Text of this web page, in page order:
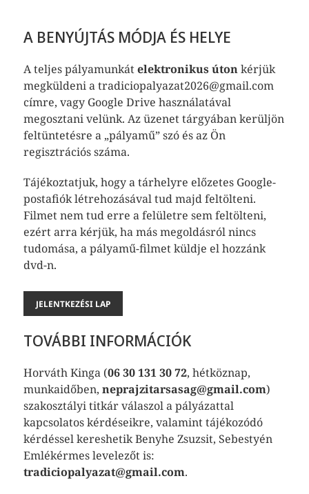
A BENYÚJTÁS MÓDJA ÉS HELYE
A teljes pályamunkátelektronikus útonkérjük
megküldeni a tradiciopalyazat2026@gmail.com
címre, vagy Google Drive használatával
megosztani velünk. Az üzenet tárgyában kerüljön
feltüntetésre a „pályamű” szó és az Ön
regisztrációs száma.
Tájékoztatjuk, hogy a tárhelyre előzetes Google-
postafiók létrehozásával tud majd feltölteni.
Filmet nem tud erre a felületre sem feltölteni,
ezért arra kérjük, ha más megoldásról nincs
tudomása, a pályamű-filmet küldje el hozzánk
dvd-n.
JELENTKEZÉSI LAP
TOVÁBBI INFORMÁCIÓK
Horváth Kinga (06 30 131 30 72, hétköznap,
munkaidőben,neprajzitarsasag@gmail.com)
szakosztályi titkár válaszol a pályázattal
kapcsolatos kérdéseikre, valamint tájékozódó
kérdéssel kereshetik Benyhe Zsuzsit, Sebestyén
Emlékérmes levelezőt is:
tradiciopalyazat@gmail.com.